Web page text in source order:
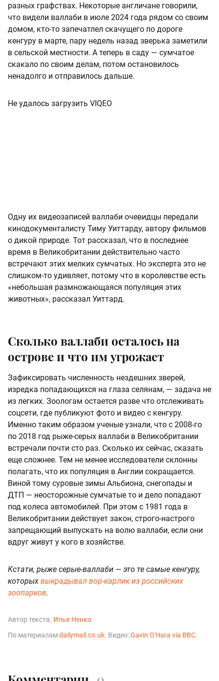
разных графствах. Некоторые англичане говорили,
что видели валлаби в июле 2024 года рядом со своим
домом, кто-то запечатлел скачущего по дороге
кенгуру в марте, пару недель назад зверька заметили
в сельской местности. А теперь в саду — сумчатое
скакало по своим делам, потом остановилось
ненадолго и отправилось дальше.
Не удалось загрузить VIQEO
Одну их видеозаписей валлаби очевидцы передали
кинодокументалисту Тиму Уиттарду, автору фильмов
о дикой природе. Тот рассказал, что в последнее
время в Великобритании действительно часто
встречают этих мелких сумчатых. Но эксперта это не
слишком-то удивляет, потому что в королевстве есть
«небольшая размножающаяся популяция этих
животных», рассказал Уиттард.
Сколько валлаби осталось на
острове и что им угрожает
Зафиксировать численность нездешних зверей,
изредка попадающихся на глаза селянам, — задача не
из легких. Зоологам остается разве что отслеживать
соцсети, где публикуют фото и видео с кенгуру.
Именно таким образом ученые узнали, что с 2008-го
по 2018 год рыже-серых валлаби в Великобритании
встречали почти сто раз. Сколько их сейчас, сказать
еще сложнее. Тем не менее исследователи склонны
полагать, что их популяция в Англии сокращается.
Виной тому суровые зимы Альбиона, снегопады и
ДТП — неосторожные сумчатые то и дело попадают
под колеса автомобилей. При этом с 1981 года в
Великобритании действует закон, строго-настрого
запрещающий выпускать на волю валлаби, если они
вдруг живут у кого в хозяйстве.
Кстати, рыже серые-валлаби — это те самые кенгуру,
которых выкрадывал вор-карлик из российских
зоопарков.
Автор текста: Илья Ненко
По материаламdailymail.co.uk. Видео:Gavin O'Hara via BBC.